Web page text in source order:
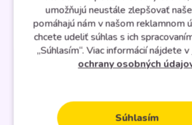
Zobraziť všetky
umožňujú neustále zlepšovať
pomáhajú nám v našom reklamnom
chcete udeliť súhlas s ich
„Súhlasím“. Viac informácií nájdete v
ochrany osobných
Súhlasím